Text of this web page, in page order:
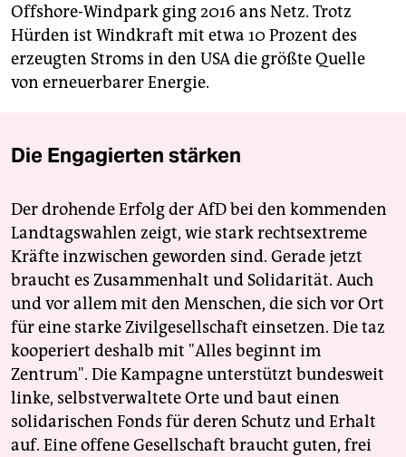
Offshore-Windpark ging 2016 ans Netz. Trotz
Hürden ist Windkraft mit etwa 10 Prozent des
erzeugten Stroms in den USA die größte Quelle
von erneuerbarer Energie.
Die Engagierten stärken
Der drohende Erfolg der AfD bei den kommenden
Landtagswahlen zeigt, wie stark rechtsextreme
Kräfte inzwischen geworden sind. Gerade jetzt
braucht es Zusammenhalt und Solidarität. Auch
und vor allem mit den Menschen, die sich vor Ort
für eine starke Zivilgesellschaft einsetzen. Die taz
kooperiert deshalb mit "Alles beginnt im
Zentrum". Die Kampagne unterstützt bundesweit
linke, selbstverwaltete Orte und baut einen
solidarischen Fonds für deren Schutz und Erhalt
auf. Eine offene Gesellschaft braucht guten, frei